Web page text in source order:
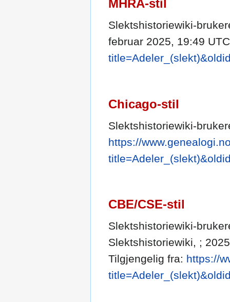
MHRA-stil
Slektshistoriewiki-
februar 2025, 19:49
Chicago-stil
Slektshistoriewiki-
https://
CBE/CSE-stil
Slektshistoriewiki-
Slektshistoriewiki, ;
Tilgjengelig fra: https://